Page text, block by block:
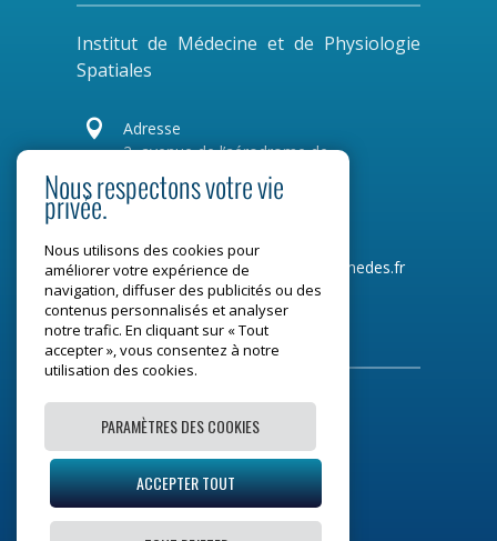
Institut de Médecine et de Physiologie
Spatiales

Adresse
2, avenue de l’aérodrome de
Montaudran
CS 77720
Tel :05 34 31 96 00Mail : contact@medes.fr
Restons connectés
Mentions légales
Plan du site
Nous respectons votre vie
privée.
Nous utilisons des cookies pour
améliorer votre expérience de
navigation, diffuser des publicités ou des
contenus personnalisés et analyser
notre trafic. En cliquant sur « Tout
accepter », vous consentez à notre
utilisation des cookies.
PARAMÈTRES DES COOKIES
ACCEPTER TOUT